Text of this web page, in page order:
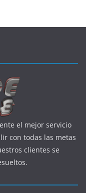
el mejor servicio
con todas las metas
clientes se